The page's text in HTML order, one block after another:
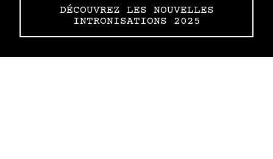
DÉCOUVREZ LES NOUVELLES
INTRONISATIONS 2025